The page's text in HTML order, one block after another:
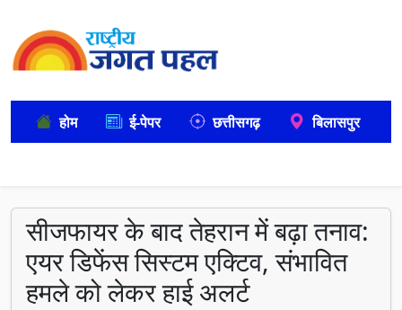
होम ई-पेपर छत्तीसगढ़ बिलासपुर
सीजफायर के बाद तेहरान में बढ़ा तनाव:
एयर डिफेंस सिस्टम एक्टिव, संभावित
हमले को लेकर हाई अलर्ट